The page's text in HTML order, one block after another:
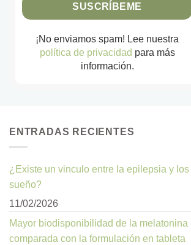
¡No enviamos spam! Lee nuestra
política de privacidad para más
información.
ENTRADAS RECIENTES
¿Existe un vinculo entre la epilepsia y los
sueño?
11/02/2026
Mayor biodisponibilidad de la melatonina
comparada con la formulación en tableta